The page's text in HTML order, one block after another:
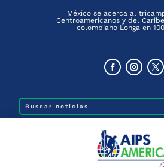
México se acerca al
Centroamericanos y del
colombiano Longa en